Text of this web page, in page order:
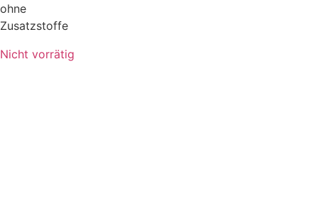
ohne
Zusatzstoffe
Nicht vorrätig